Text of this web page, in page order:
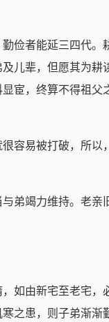
俭者能延三四代。
儿辈，但愿其为耕
宦，终算不得祖父
容易被打破，所以
弟竭力维持。老亲
如由新宅至老宅，
之患，则子弟渐渐